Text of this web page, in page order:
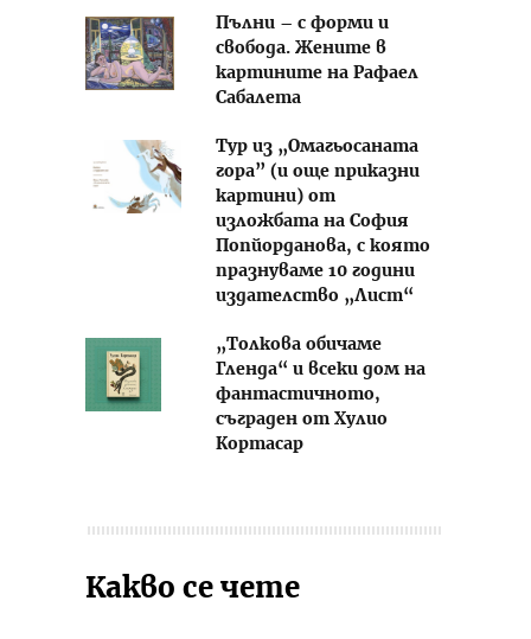
Пълни – с форми и
свобода. Жените в
картините на Рафаел
Сабалета
Тур из „Омагьосаната
гора” (и още приказни
картини) от
изложбата на София
Попйорданова, с която
празнуваме 10 години
издателство „Лист“
„Толкова обичаме
Гленда“ и всеки дом на
фантастичното,
съграден от Хулио
Кортасар
Какво се чете